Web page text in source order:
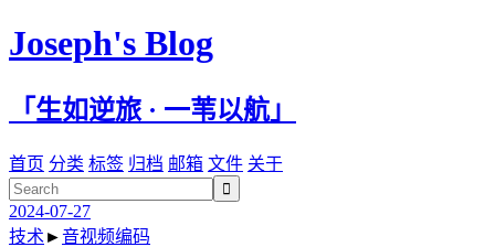
Joseph's Blog
「生如逆旅 · 一苇以航」
首页 分类 标签 归档 邮箱 文件 关于

2024-07-27
技术►音视频编码